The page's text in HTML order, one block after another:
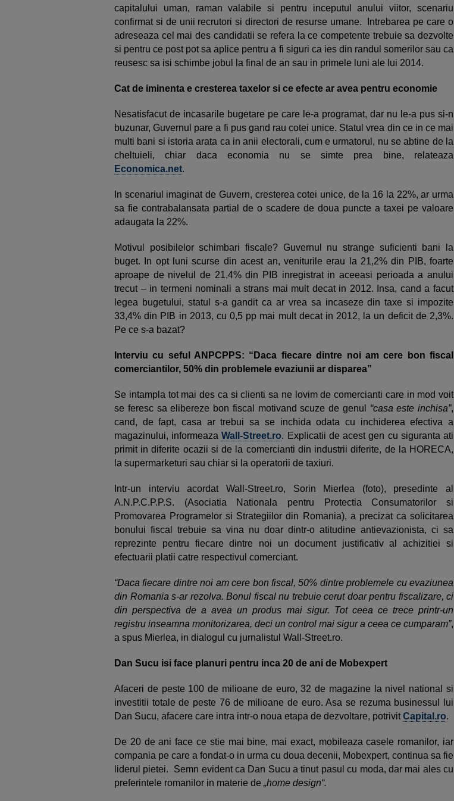
capitalului uman, raman valabile si pentru inceputul anului viitor, scenariu
confirmat si de unii recrutori si directori de resurse umane. Intrebarea pe care o
adreseaza cel mai des candidatii se refera la ce competente trebuie sa dezvolte
si pentru ce post pot sa aplice pentru a fi siguri ca ies din randul somerilor sau ca
reusesc sa isi schimbe jobul la final de an sau in primele luni ale lui 2014.
Cat de iminenta e cresterea taxelor si ce efecte ar avea pentru economie
Nesatisfacut de incasarile bugetare pe care le-a programat, dar nu le-a pus si-n
buzunar, Guvernul pare a fi pus gand rau cotei unice. Statul vrea din ce in ce mai
multi bani si istoria arata ca in anii electorali, cum e urmatorul, nu se abtine de la
cheltuieli, chiar daca economia nu se simte prea bine, relateaza
Economica.net.
In scenariul imaginat de Guvern, cresterea cotei unice, de la 16 la 22%, ar urma
sa fie contrabalansata partial de o scadere de doua puncte a taxei pe valoare
adaugata la 22%.
Motivul posibilelor schimbari fiscale? Guvernul nu strange suficienti bani la
buget. In opt luni scurse din acest an, veniturile erau la 21,2% din PIB, foarte
aproape de nivelul de 21,4% din PIB inregistrat in aceeasi perioada a anului
trecut – in termeni nominali a strans mai mult decat in 2012. Insa, cand a facut
legea bugetului, statul s-a gandit ca ar vrea sa incaseze din taxe si impozite
33,4% din PIB in 2013, cu 0,5 pp mai mult decat in 2012, la un deficit de 2,3%.
Pe ce s-a bazat?
Interviu cu seful ANPCPPS: “Daca fiecare dintre noi am cere bon fiscal
comerciantilor, 50% din problemele evaziunii ar disparea”
Se intampla tot mai des ca si clienti sa ne lovim de comercianti care in mod voit
se feresc sa elibereze bon fiscal motivand scuze de genul “casa este inchisa”,
cand, de fapt, casa ar trebui sa se inchida odata cu inchiderea efectiva a
magazinului, informeazaWall-Street.ro. Explicatii de acest gen cu siguranta ati
primit in diferite ocazii si de la comercianti din industrii diferite, de la HORECA,
la supermarketuri sau chiar si la operatorii de taxiuri.
Intr-un interviu acordat Wall-Street.ro, Sorin Mierlea (foto), presedinte al
A.N.P.C.P.P.S. (Asociatia Nationala pentru Protectia Consumatorilor si
Promovarea Programelor si Strategiilor din Romania), a precizat ca solicitarea
bonului fiscal trebuie sa vina nu doar dintr-o atitudine antievazionista, ci sa
reprezinte pentru fiecare dintre noi un document justificativ al achizitiei si
efectuarii platii catre respectivul comerciant.
“Daca fiecare dintre noi am cere bon fiscal, 50% dintre problemele cu evaziunea
din Romania s-ar rezolva. Bonul fiscal nu trebuie cerut doar pentru fiscalizare, ci
din perspectiva de a avea un produs mai sigur. Tot ceea ce trece printr-un
registru inseamna monitorizarea, deci un control mai sigur a ceea ce cumparam”,
a spus Mierlea, in dialogul cu jurnalistul Wall-Street.ro.
Dan Sucu isi face planuri pentru inca 20 de ani de Mobexpert
Afaceri de peste 100 de milioane de euro, 32 de magazine la nivel national si
investitii totale de peste 76 de milioane de euro. Asa se rezuma businessul lui
Dan Sucu, afacere care intra intr-o noua etapa de dezvoltare, potrivitCapital.ro.
De 20 de ani face ce stie mai bine, mai exact, mobileaza casele romanilor, iar
compania pe care a fondat-o in urma cu doua decenii, Mobexpert, continua sa fie
liderul pietei. Semn evident ca Dan Sucu a tinut pasul cu moda, dar mai ales cu
preferintele romanilor in materie de „home design“.